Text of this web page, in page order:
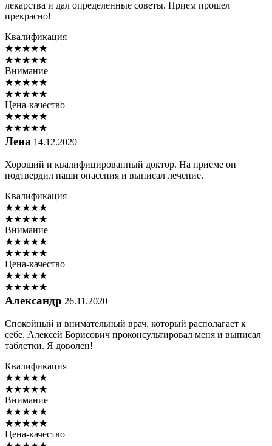
лекарства и дал определенные советы. Прием прошел
прекрасно!
Квалификация
★★★★★
★★★★★
Внимание
★★★★★
★★★★★
Цена-качество
★★★★★
★★★★★
Лена 14.12.2020
Хороший и квалифицированный доктор. На приеме он
подтвердил наши опасения и выписал лечение.
Квалификация
★★★★★
★★★★★
Внимание
★★★★★
★★★★★
Цена-качество
★★★★★
★★★★★
Александр 26.11.2020
Спокойный и внимательный врач, который располагает к
себе. Алексей Борисович проконсультировал меня и выписал
таблетки. Я доволен!
Квалификация
★★★★★
★★★★★
Внимание
★★★★★
★★★★★
Цена-качество